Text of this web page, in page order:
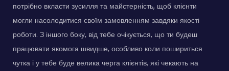
потрібно вкласти зусилля та майстерність, щоб клієнти
могли насолодитися своїм замовленням завдяки якості
роботи. З іншого боку, від тебе очікується, що ти будеш
працювати якомога швидше, особливо коли пошириться
чутка і у тебе буде велика черга клієнтів, які чекають на